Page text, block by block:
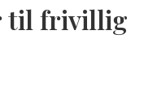
til frivillig